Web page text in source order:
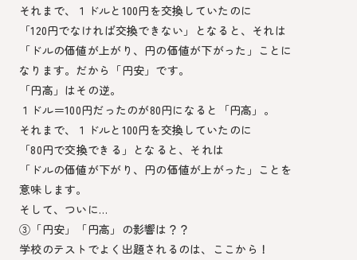
それまで、１ドルと100円を交換していたのに
「120円でなければ交換できない」となると、それは
「ドルの価値が上がり、円の価値が下がった」ことに
なります。だから「円安」です。
「円高」はその逆。
１ドル＝100円だったのが80円になると「円高」。
それまで、１ドルと100円を交換していたのに
「80円で交換できる」となると、それは
「ドルの価値が下がり、円の価値が上がった」ことを
意味します。
そして、ついに…
③「円安」「円高」の影響は？？
学校のテストでよく出題されるのは、ここから！